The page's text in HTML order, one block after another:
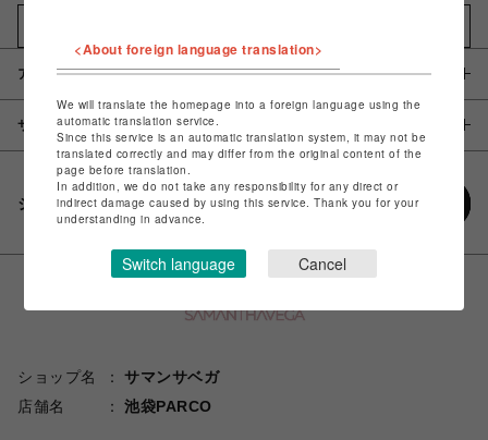
アイテム説明 / 素材
サイズ
シェアする
ショップ名
サマンサベガ
店舗名
池袋PARCO
<About foreign language translation>
We will translate the homepage into a foreign language using the
automatic translation service.
Since this service is an automatic translation system, it may not be
translated correctly and may differ from the original content of the
page before translation.
In addition, we do not take any responsibility for any direct or
indirect damage caused by using this service. Thank you for your
understanding in advance.
Switch language Cancel